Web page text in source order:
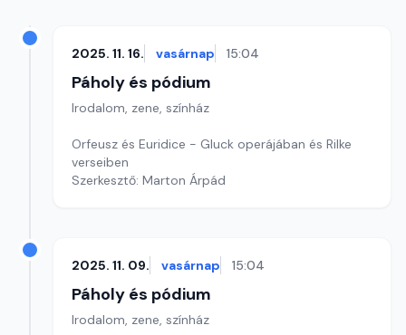
2025. 11. 16. vasárnap 15:04
Páholy és pódium
Irodalom, zene, színház
Orfeusz és Euridice - Gluck operájában és Rilke
verseiben
Szerkesztő: Marton Árpád
2025. 11. 09. vasárnap 15:04
Páholy és pódium
Irodalom, zene, színház